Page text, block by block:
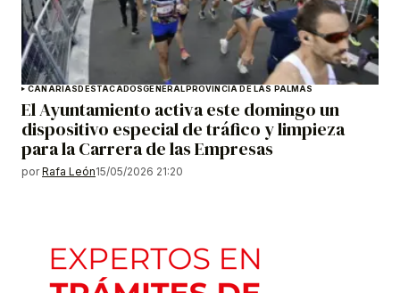
CANARIASDESTACADOSGENERALPROVINCIA DE LAS PALMAS
El Ayuntamiento activa este domingo un
dispositivo especial de tráfico y limpieza
para la Carrera de las Empresas
por Rafa León15/05/2026 21:20